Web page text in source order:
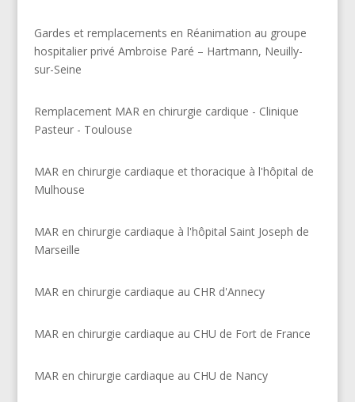
Gardes et remplacements en Réanimation au groupe
hospitalier privé Ambroise Paré – Hartmann, Neuilly-
sur-Seine
Remplacement MAR en chirurgie cardique - Clinique
Pasteur - Toulouse
MAR en chirurgie cardiaque et thoracique à l'hôpital de
Mulhouse
MAR en chirurgie cardiaque à l'hôpital Saint Joseph de
Marseille
MAR en chirurgie cardiaque au CHR d'Annecy
MAR en chirurgie cardiaque au CHU de Fort de France
MAR en chirurgie cardiaque au CHU de Nancy